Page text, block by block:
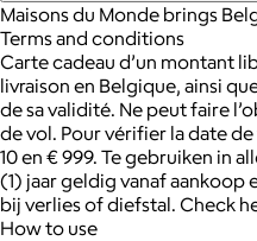
Maisons du Monde brings
Terms and conditions
Carte cadeau d’un montant
livraison en Belgique, ainsi
de sa validité. Ne peut faire
de vol. Pour vérifier la date
10 en € 999. Te gebruiken in
(1) jaar geldig vanaf
bij verlies of diefstal. Check
How to use